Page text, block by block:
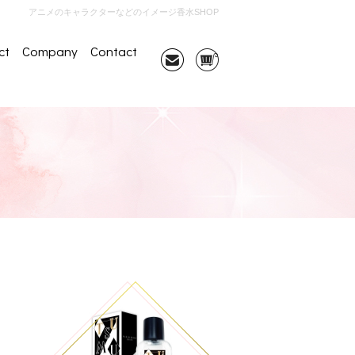
アニメのキャラクターなどのイメージ香水SHOP
Company Contact